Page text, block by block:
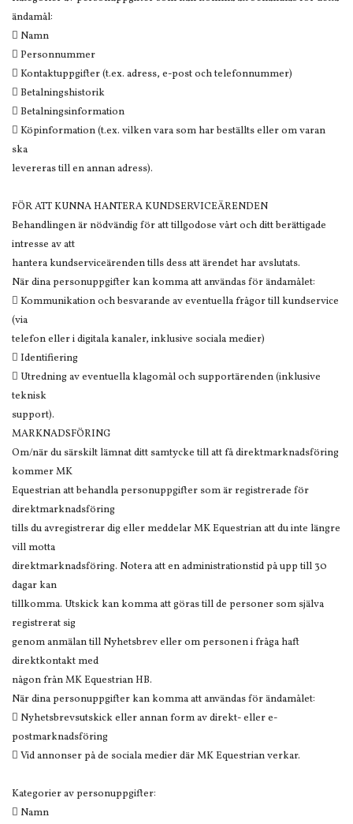
ändamål:
 Namn
 Personnummer
 Kontaktuppgifter (t.ex. adress, e-post och telefonnummer)
 Betalningshistorik
 Betalningsinformation
 Köpinformation (t.ex. vilken vara som har beställts eller om varan
ska
levereras till en annan adress).
FÖR ATT KUNNA HANTERA KUNDSERVICEÄRENDEN
Behandlingen är nödvändig för att tillgodose vårt och ditt berättigade
intresse av att
hantera kundserviceärenden tills dess att ärendet har avslutats.
När dina personuppgifter kan komma att användas för ändamålet:
 Kommunikation och besvarande av eventuella frågor till kundservice
(via
telefon eller i digitala kanaler, inklusive sociala medier)
 Identifiering
 Utredning av eventuella klagomål och supportärenden (inklusive
teknisk
support).
MARKNADSFÖRING
Om/när du särskilt lämnat ditt samtycke till att få direktmarknadsföring
kommer MK
Equestrian att behandla personuppgifter som är registrerade för
direktmarknadsföring
tills du avregistrerar dig eller meddelar MK Equestrian att du inte längre
vill motta
direktmarknadsföring. Notera att en administrationstid på upp till 30
dagar kan
tillkomma. Utskick kan komma att göras till de personer som själva
registrerat sig
genom anmälan till Nyhetsbrev eller om personen i fråga haft
direktkontakt med
någon från MK Equestrian HB.
När dina personuppgifter kan komma att användas för ändamålet:
 Nyhetsbrevsutskick eller annan form av direkt- eller e-
postmarknadsföring
 Vid annonser på de sociala medier där MK Equestrian verkar.
Kategorier av personuppgifter:
 Namn